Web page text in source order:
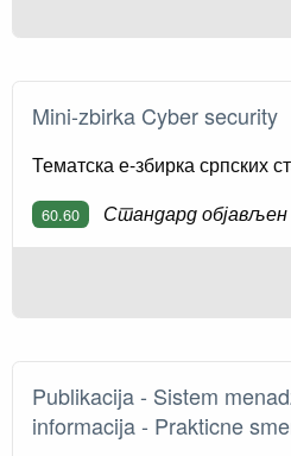
Mini-zbirka Cyber security
Тематска е-збирка српских
60.60 Стандард објављен
Publikacija - Sistem
informacija - Prakticne